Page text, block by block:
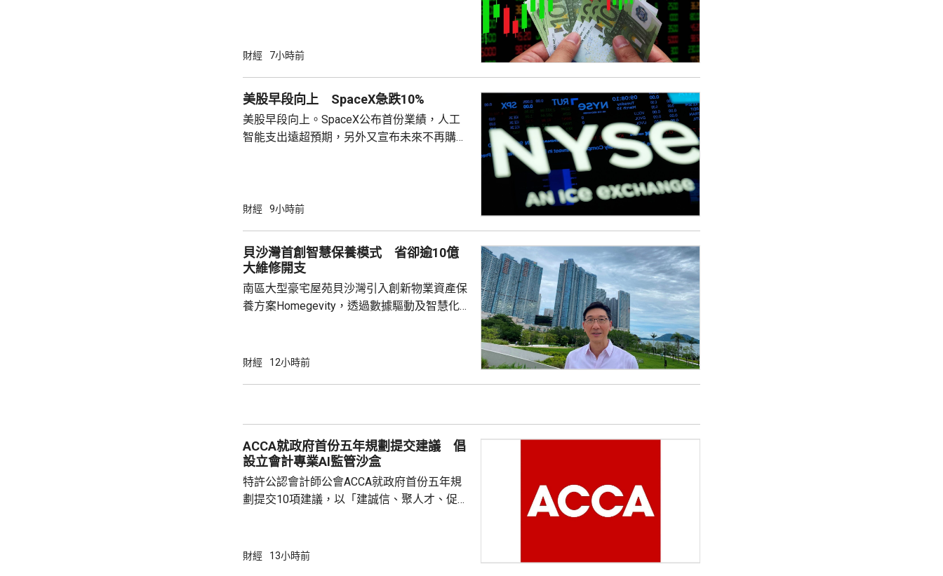
財經 7小時前
美股早段向上 SpaceX急跌10%
美股早段向上。SpaceX公布首份業績，人工
智能支出遠超預期，另外又宣布未來不再購買
點，升488點。 標普500指數報7783點，升46
財經 9小時前
貝沙灣首創智慧保養模式 省卻逾10億
大維修開支
南區大型豪宅屋苑貝沙灣引入創新物業資產保
養方案Homegevity，透過數據驅動及智慧化
成為全港首個採用此模式的住宅屋苑。 貝沙灣
覽館前行政總裁哈永安獲推選成立專責小組，
歷時3年研究...
財經 12小時前
ACCA就政府首份五年規劃提交建議 倡
設立會計專業AI監管沙盒
特許公認會計師公會ACCA就政府首份五年規
劃提交10項建議，以「建誠信、聚人才、促轉
國際金融中心定位、綠色經濟擴容及財會專業
財經 13小時前